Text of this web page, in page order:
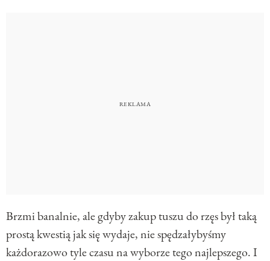
Brzmi banalnie, ale gdyby zakup tuszu do rzęs był taką
prostą kwestią jak się wydaje, nie spędzałybyśmy
każdorazowo tyle czasu na wyborze tego najlepszego. I